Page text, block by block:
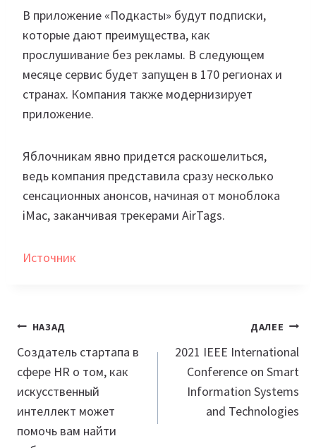
В приложение «Подкасты» будут подписки,
которые дают преимущества, как
прослушивание без рекламы. В следующем
месяце сервис будет запущен в 170 регионах и
странах. Компания также модернизирует
приложение.
Яблочникам явно придется раскошелиться,
ведь компания представила сразу несколько
сенсационных анонсов, начиная от моноблока
iMac, заканчивая трекерами AirTags.
Источник
Навигация
по
записям
НАЗАД
Создатель стартапа в
сфере HR о том, как
искусственный
интеллект может
помочь вам найти
ДАЛЕЕ
2021 IEEE International
Conference on Smart
Information Systems
and Technologies